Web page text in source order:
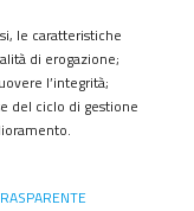
le caratteristiche
di erogazione;
l’integrità;
del ciclo di gestione